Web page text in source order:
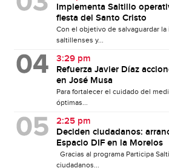
Implementa Saltillo
fiesta del Santo Cristo
Con el objetivo de salvaguardar
saltillenses y...
3:29 pm
Refuerza Javier Díaz
en José Musa
Para fortalecer el cuidado del
óptimas...
2:25 pm
Deciden ciudadanos:
Espacio DIF en la Morelos
Gracias al programa Participa
ciudadanos...